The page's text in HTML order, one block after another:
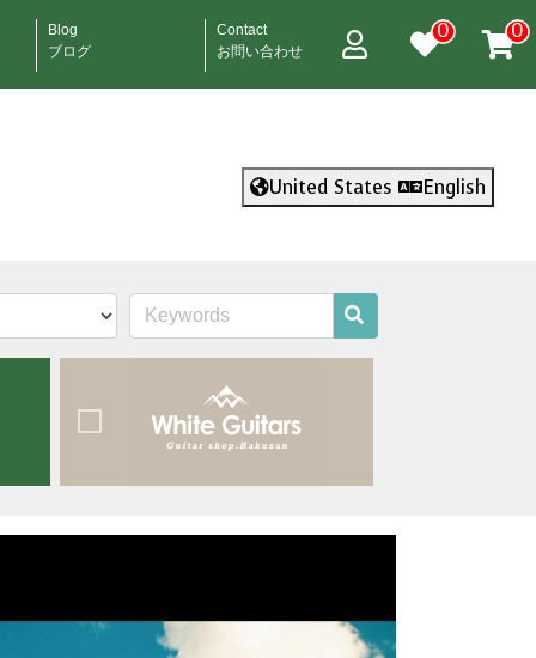
Blog
ブログ
Contact
お問い合わせ
0 0
United States English